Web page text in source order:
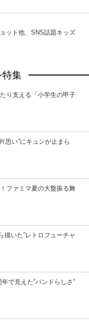
ット他、SNS話題キッズ
集
り支える「小学生の甲子
思い”にキュンが止まら
ファミマ夏の大盤振る舞
いた”レトロフューチャ
で見えた”バンドらしさ”